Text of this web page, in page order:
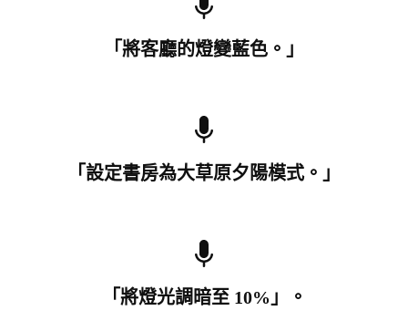
「將客廳的燈變藍色。」
「設定書房為大草原夕陽模式。」
「將燈光調暗至 10%」。